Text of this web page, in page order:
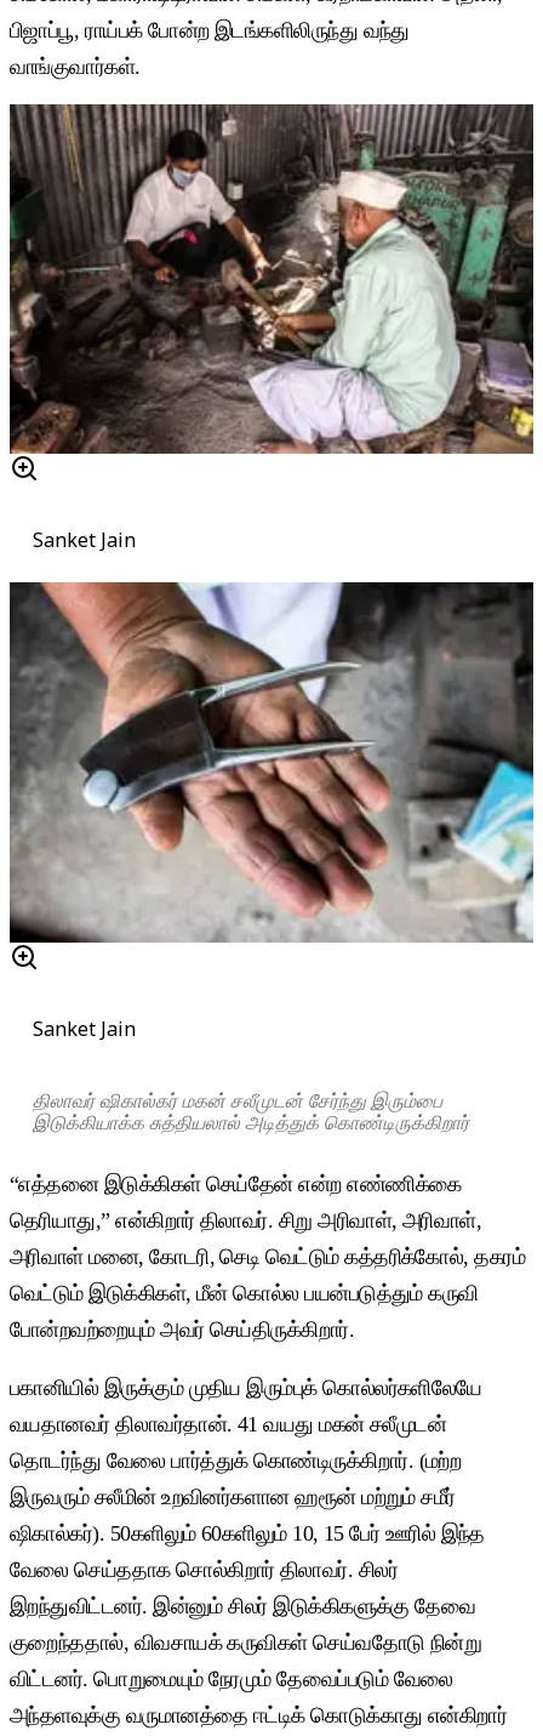
பிஜாப்பூ, ராய்பக் போன்ற இடங்களிலிருந்து வந்து
வாங்குவார்கள்.
Sanket Jain
Sanket Jain
திலாவர் ஷிகால்கர் மகன் சலீமுடன் சேர்ந்து இரும்பை
இடுக்கியாக்க சுத்தியலால் அடித்துக் கொண்டிருக்கிறார்
“எத்தனை இடுக்கிகள் செய்தேன் என்ற எண்ணிக்கை
தெரியாது,” என்கிறார் திலாவர். சிறு அரிவாள், அரிவாள்,
அரிவாள் மனை, கோடரி, செடி வெட்டும் கத்தரிக்கோல், தகரம்
வெட்டும் இடுக்கிகள், மீன் கொல்ல பயன்படுத்தும் கருவி
போன்றவற்றையும் அவர் செய்திருக்கிறார்.
பகானியில் இருக்கும் முதிய இரும்புக் கொல்லர்களிலேயே
வயதானவர் திலாவர்தான். 41 வயது மகன் சலீமுடன்
தொடர்ந்து வேலை பார்த்துக் கொண்டிருக்கிறார். (மற்ற
இருவரும் சலீமின் உறவினர்களான ஹரூன் மற்றும் சமீர்
ஷிகால்கர்). 50களிலும் 60களிலும் 10, 15 பேர் ஊரில் இந்த
வேலை செய்ததாக சொல்கிறார் திலாவர். சிலர்
இறந்துவிட்டனர். இன்னும் சிலர் இடுக்கிகளுக்கு தேவை
குறைந்ததால், விவசாயக் கருவிகள் செய்வதோடு நின்று
விட்டனர். பொறுமையும் நேரமும் தேவைப்படும் வேலை
அந்தளவுக்கு வருமானத்தை ஈட்டிக் கொடுக்காது என்கிறார்